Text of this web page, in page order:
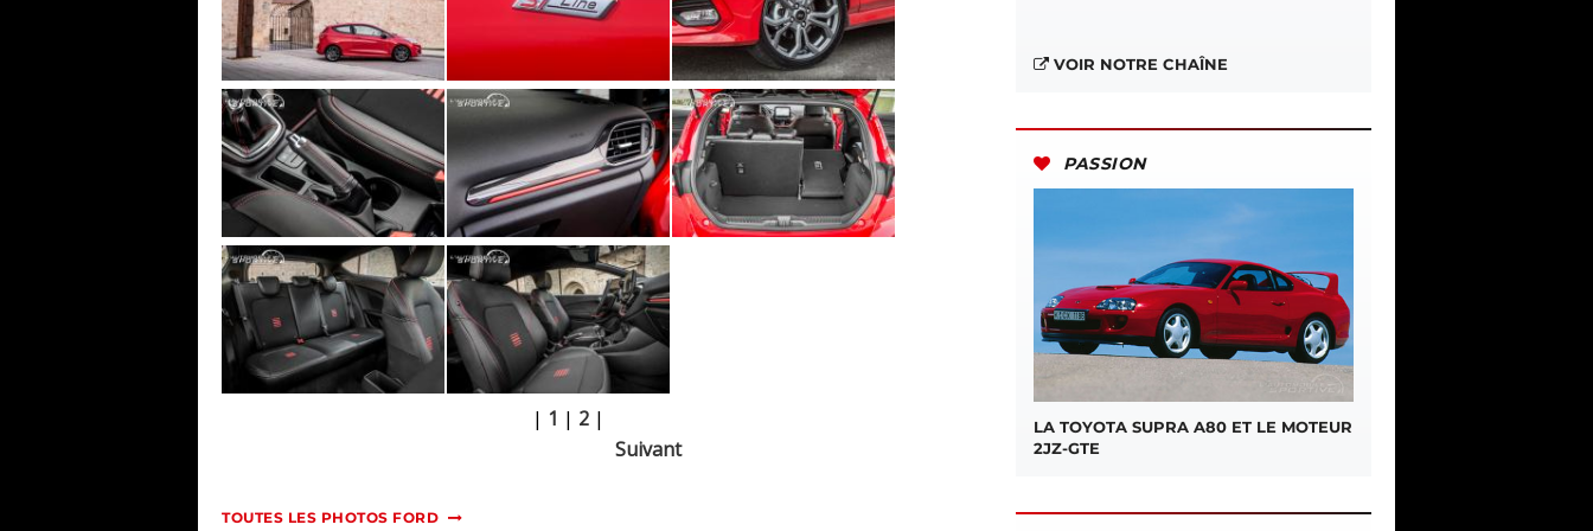
| 1 | 2 |
Suivant
TOUTES LES PHOTOS FORD
VOIR NOTRE CHAÎNE
PASSION
LA TOYOTA SUPRA A80 ET LE MOTEUR
2JZ-GTE